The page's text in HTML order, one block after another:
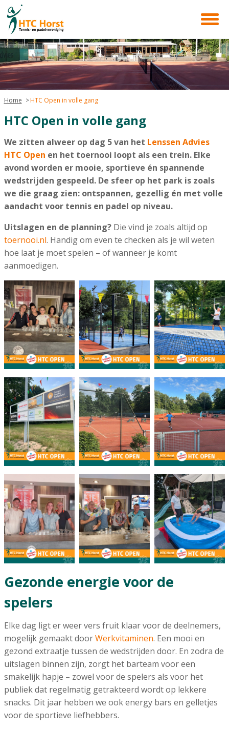
Home HTC Open in volle gang
HTC Open in volle gang
We zitten alweer op dag 5 van het Lenssen Advies
HTC Open en het toernooi loopt als een trein. Elke
avond worden er mooie, sportieve én spannende
wedstrijden gespeeld. De sfeer op het park is zoals
we die graag zien: ontspannen, gezellig én met volle
aandacht voor tennis en padel op niveau.
Uitslagen en de planning?Die vind je zoals altijd op
toernooi.nl. Handig om even te checken als je wil weten
hoe laat je moet spelen – of wanneer je komt
aanmoedigen.
Gezonde energie voor de
spelers
Elke dag ligt er weer vers fruit klaar voor de deelnemers,
mogelijk gemaakt doorWerkvitaminen. Een mooi en
gezond extraatje tussen de wedstrijden door. En zodra de
uitslagen binnen zijn, zorgt het barteam voor een
smakelijk hapje – zowel voor de spelers als voor het
publiek dat regelmatig getrakteerd wordt op lekkere
snacks. Dit jaar hebben we ook energy bars en gelletjes
voor de sportieve liefhebbers.